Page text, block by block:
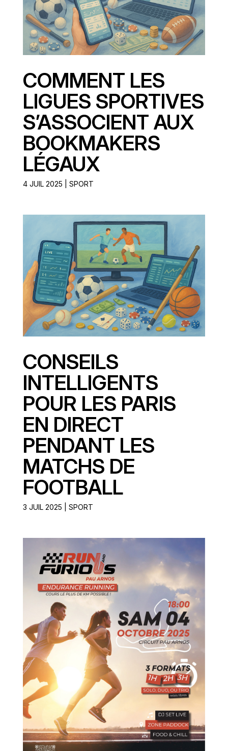
COMMENT LES
LIGUES SPORTIVES
S’ASSOCIENT AUX
BOOKMAKERS
LÉGAUX
4 JUIL 2025 SPORT
CONSEILS
INTELLIGENTS
POUR LES PARIS
EN DIRECT
PENDANT LES
MATCHS DE
FOOTBALL
3 JUIL 2025 SPORT